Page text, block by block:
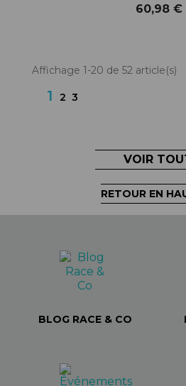
60,98 €
Affichage 1-20 de 52 article(s)
1 2 3
VOIR
RETOUR EN
BLOG RACE & CO